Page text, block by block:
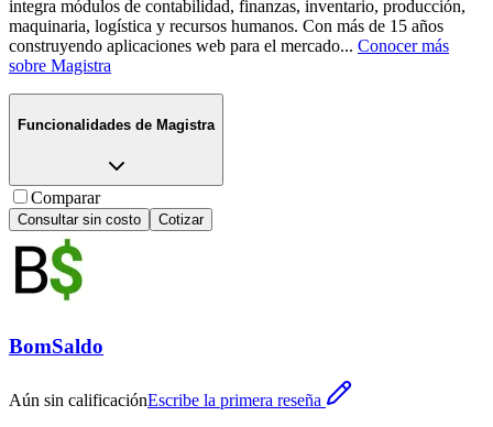
integra módulos de contabilidad, finanzas, inventario, producción,
maquinaria, logística y recursos humanos. Con más de 15 años
construyendo aplicaciones web para el mercado... Conocer más
sobre Magistra
Funcionalidades de Magistra
Comparar
Consultar sin costo Cotizar
BomSaldo
Aún sin calificaciónEscribe la primera reseña